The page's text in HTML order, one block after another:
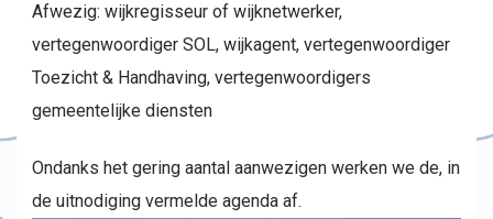
Afwezig: wijkregisseur of wijknetwerker,
vertegenwoordiger SOL, wijkagent, vertegenwoordiger
Toezicht & Handhaving, vertegenwoordigers
gemeentelijke diensten
Ondanks het gering aantal aanwezigen werken we de, in
de uitnodiging vermelde agenda af.